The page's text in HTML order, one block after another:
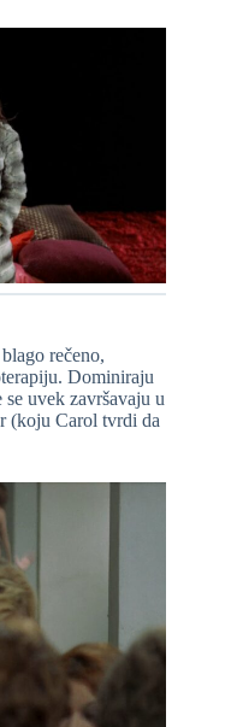
rečeno,
Dominiraju
uvek završavaju u
(koju Carol tvrdi da